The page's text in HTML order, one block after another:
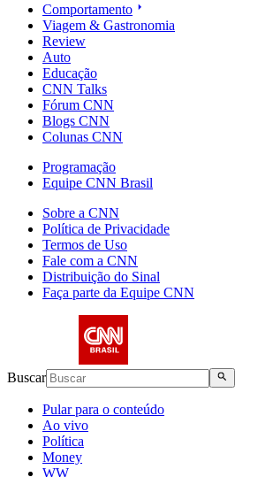
Comportamento
Viagem & Gastronomia
Review
Auto
Educação
CNN Talks
Fórum CNN
Blogs CNN
Colunas CNN
Programação
Equipe CNN Brasil
Sobre a CNN
Política de Privacidade
Termos de Uso
Fale com a CNN
Distribuição do Sinal
Faça parte da Equipe CNN
Buscar
Pular para o conteúdo
Ao vivo
Política
Money
WW